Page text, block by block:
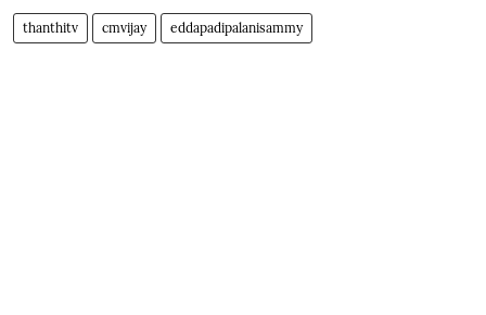
thanthitv cmvijay eddapadipalanisammy